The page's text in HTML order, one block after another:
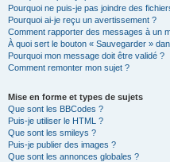
Pourquoi ne puis-je pas joindre des
Pourquoi ai-je reçu un avertissement ?
Comment rapporter des messages à un
À quoi sert le bouton « Sauvegarder »
Pourquoi mon message doit être validé ?
Comment remonter mon sujet ?
Mise en forme et types de sujets
Que sont les BBCodes ?
Puis-je utiliser le HTML ?
Que sont les smileys ?
Puis-je publier des images ?
Que sont les annonces globales ?